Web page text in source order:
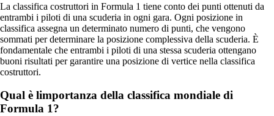
La classifica costruttori in Formula 1 tiene conto dei punti ottenuti da
entrambi i piloti di una scuderia in ogni gara. Ogni posizione in
classifica assegna un determinato numero di punti, che vengono
sommati per determinare la posizione complessiva della scuderia. È
fondamentale che entrambi i piloti di una stessa scuderia ottengano
buoni risultati per garantire una posizione di vertice nella classifica
costruttori.
Qual è limportanza della classifica mondiale di
Formula 1?